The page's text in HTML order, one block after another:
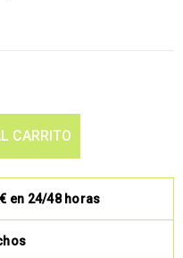
CARRITO
en 24/48 horas